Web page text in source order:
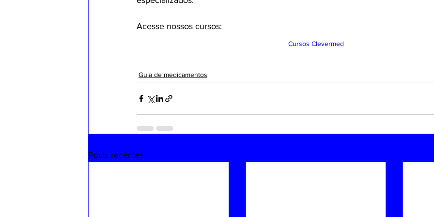
Acesse nossos cursos:
Cursos Clevermed
Guia de medicamentos
Posts recentes